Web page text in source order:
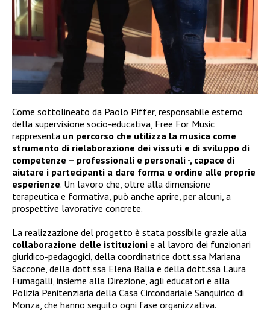
Come sottolineato da Paolo Piffer, responsabile esterno
della supervisione socio-educativa, Free For Music
rappresenta un percorso che utilizza la musica come
strumento di rielaborazione dei vissuti e di sviluppo di
competenze – professionali e personali -, capace di
aiutare i partecipanti a dare forma e ordine alle proprie
esperienze. Un lavoro che, oltre alla dimensione
terapeutica e formativa, può anche aprire, per alcuni, a
prospettive lavorative concrete.
La realizzazione del progetto è stata possibile grazie alla
collaborazione delle istituzioni e al lavoro dei funzionari
giuridico-pedagogici, della coordinatrice dott.ssa Mariana
Saccone, della dott.ssa Elena Balia e della dott.ssa Laura
Fumagalli, insieme alla Direzione, agli educatori e alla
Polizia Penitenziaria della Casa Circondariale Sanquirico di
Monza, che hanno seguito ogni fase organizzativa.